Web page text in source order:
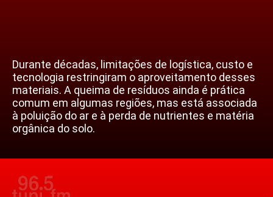
Durante décadas, limitações de logística, custo e
tecnologia restringiram o aproveitamento desses
materiais. A queima de resíduos ainda é prática
comum em algumas regiões, mas está associada
à poluição do ar e à perda de nutrientes e matéria
orgânica do solo.